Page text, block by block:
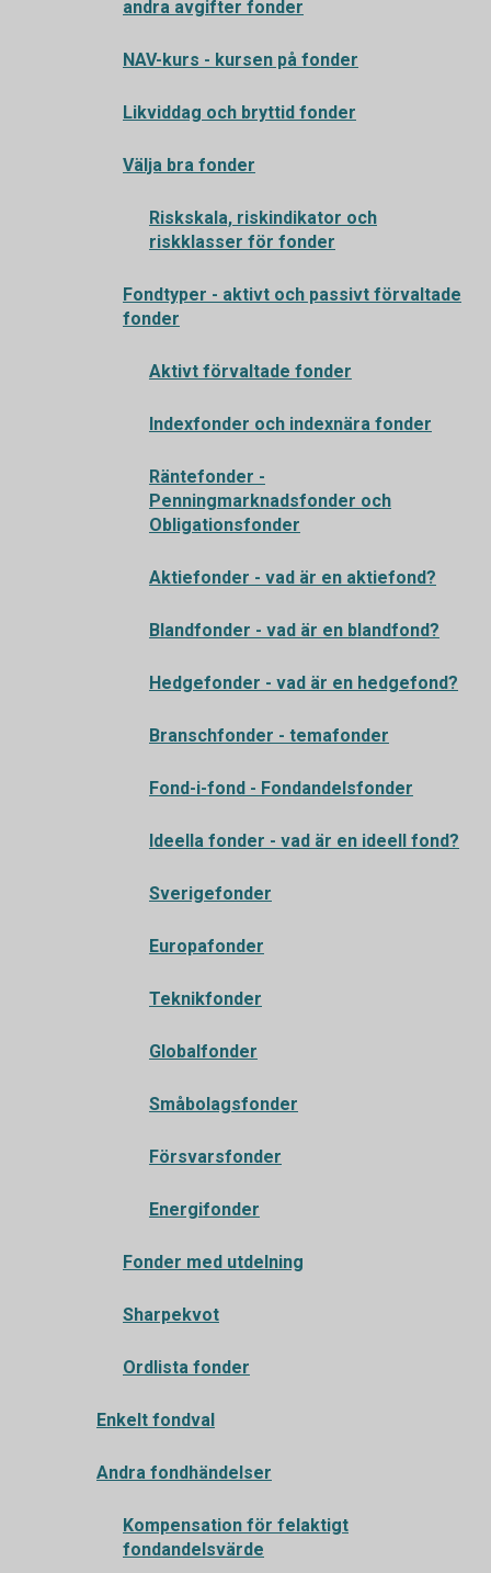
andra avgifter fonder
NAV-kurs - kursen på fonder
Likviddag och bryttid fonder
Välja bra fonder
Riskskala, riskindikator och
riskklasser för fonder
Fondtyper - aktivt och passivt förvaltade
fonder
Aktivt förvaltade fonder
Indexfonder och indexnära fonder
Räntefonder -
Penningmarknadsfonder och
Obligationsfonder
Aktiefonder - vad är en aktiefond?
Blandfonder - vad är en blandfond?
Hedgefonder - vad är en hedgefond?
Branschfonder - temafonder
Fond-i-fond - Fondandelsfonder
Ideella fonder - vad är en ideell fond?
Sverigefonder
Europafonder
Teknikfonder
Globalfonder
Småbolagsfonder
Försvarsfonder
Energifonder
Fonder med utdelning
Sharpekvot
Ordlista fonder
Enkelt fondval
Andra fondhändelser
Kompensation för felaktigt
fondandelsvärde